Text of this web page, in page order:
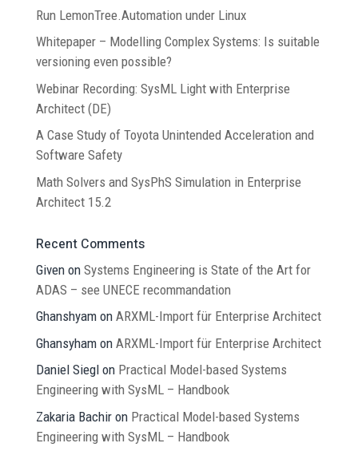
Run LemonTree.Automation under Linux
Whitepaper – Modelling Complex Systems: Is suitable
versioning even possible?
Webinar Recording: SysML Light with Enterprise
Architect (DE)
A Case Study of Toyota Unintended Acceleration and
Software Safety
Math Solvers and SysPhS Simulation in Enterprise
Architect 15.2
Recent Comments
Givenon Systems Engineering is State of the Art for
ADAS – see UNECE recommandation
Ghanshyamon ARXML-Import für Enterprise Architect
Ghansyhamon ARXML-Import für Enterprise Architect
Daniel Sieglon Practical Model-based Systems
Engineering with SysML – Handbook
Zakaria Bachiron Practical Model-based Systems
Engineering with SysML – Handbook